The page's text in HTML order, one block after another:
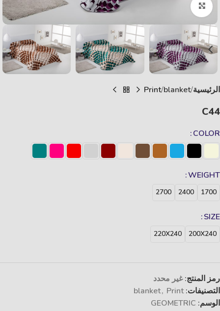
Click to enlarge
الرئيسية blanket
Print
C44
COLOR
WEIGHT
1700
2400
2700
SIZE
200X240
220X240
رمز المنتج:غير محدد
التصنيفات:
blanket, Print
الوسم: GEOMETRIC